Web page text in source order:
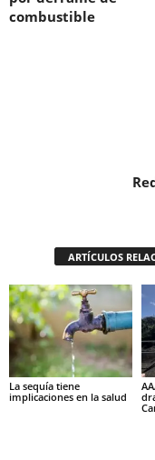
combustible
ARTÍCULOS
La sequía tiene
implicaciones en la salud